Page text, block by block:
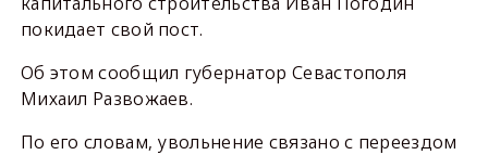
покидает свой пост.
Об этом сообщил губернатор Севастополя
Михаил Развожаев.
По его словам, увольнение связано с переездом